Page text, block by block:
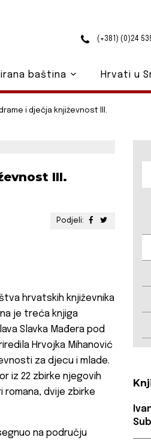
i dječja književnost III.
III.
Podjeli:
hrvatskih književnika
je treća knjiga
Slavka Mađera pod
Hrvojka Mihanović
za djecu i mlade.
iz 22 zbirke njegovih
romana, dvije zbirke
na području
(+381) (0)24
baština Hrvati u